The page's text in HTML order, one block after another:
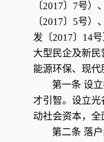
〔2017〕7号）
〔2017〕5号
发〔2017〕14
大型民企及新
能源环保、现代
第一条 设
才引智。 设立光
动社会资本，
第二条 落